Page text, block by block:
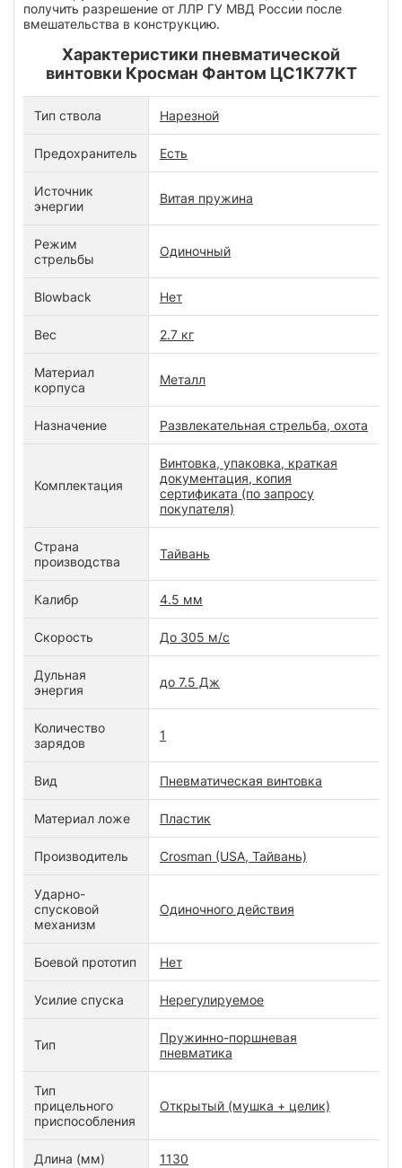
получить разрешение от ЛЛР ГУ МВД России после
вмешательства в конструкцию.
Характеристики пневматической
винтовки Кросман Фантом ЦС1К77КТ
Тип ствола Нарезной
Предохранитель Есть
Источник
энергии
Витая пружина
Режим
стрельбы
Одиночный
Blowback Нет
Вес 2.7 кг
Материал
корпуса
Металл
Назначение Развлекательная стрельба, охота
Комплектация
Винтовка, упаковка, краткая
документация, копия
сертификата (по запросу
покупателя)
Страна
производства
Тайвань
Калибр 4.5 мм
Скорость До 305 м/с
Дульная
энергия
до 7.5 Дж
Количество
зарядов
1
Вид Пневматическая винтовка
Материал ложе Пластик
Производитель Crosman (USA, Тайвань)
Ударно-
спусковой
механизм
Одиночного действия
Боевой прототип Нет
Усилие спуска Нерегулируемое
Тип
Пружинно-поршневая
пневматика
Тип
прицельного
приспособления
Открытый (мушка + целик)
Длина (мм) 1130